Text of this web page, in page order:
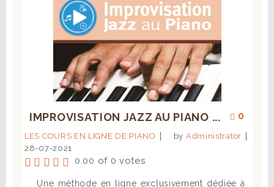
0
IMPROVISATION JAZZ AU PIANO ...
LES COURS EN LIGNE DE PIANO by Administrator
28-07-2021
0.00 of 0 votes
Une méthode en ligne exclusivement dédiée à